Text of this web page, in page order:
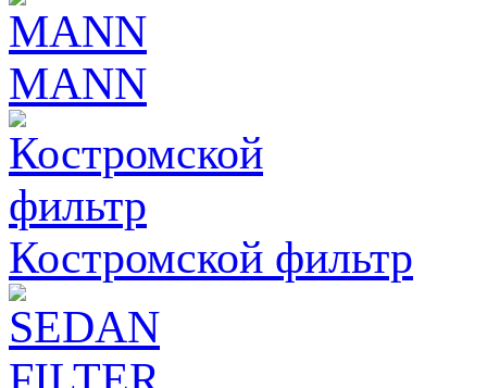
MANN
Костромской фильтр